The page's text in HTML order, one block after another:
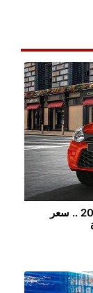
أرخص سيارة زيرو في مصر خلال يوليو 2026 .. سعر